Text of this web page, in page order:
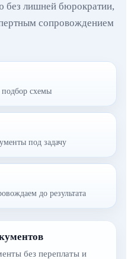
без лишней бюрократии,
сопровождением
схемы
под задачу
до результата
без переплаты и